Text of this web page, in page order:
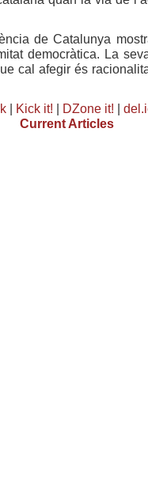
de Catalunya
democràtica. La
cal afegir és
| Kick it! | DZone it! |
Current Articles